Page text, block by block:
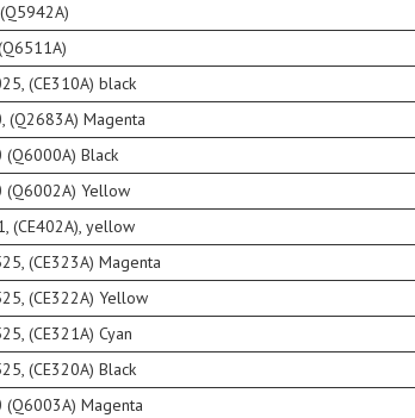
(CE310A) black
(Q2683A) Magenta
(Q6000A) Black
(Q6002A) Yellow
(CE402A), yellow
(CE323A) Magenta
(CE322A) Yellow
(CE321A) Cyan
(CE320A) Black
(Q6003A) Magenta